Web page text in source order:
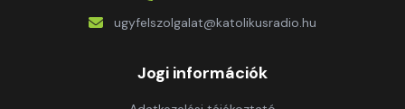
ugyfelszolgalat@katolikusradio.hu
Jogi információk